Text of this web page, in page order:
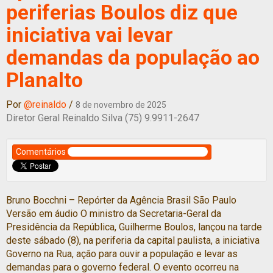
periferias Boulos diz que
iniciativa vai levar
demandas da população ao
Planalto
Por @reinaldo / 8 de novembro de 2025
Diretor Geral Reinaldo Silva (75) 9.9911-2647
Comentários
Bruno Bocchni – Repórter da Agência Brasil São Paulo
Versão em áudio O ministro da Secretaria-Geral da
Presidência da República, Guilherme Boulos, lançou na tarde
deste sábado (8), na periferia da capital paulista, a iniciativa
Governo na Rua, ação para ouvir a população e levar as
demandas para o governo federal. O evento ocorreu na